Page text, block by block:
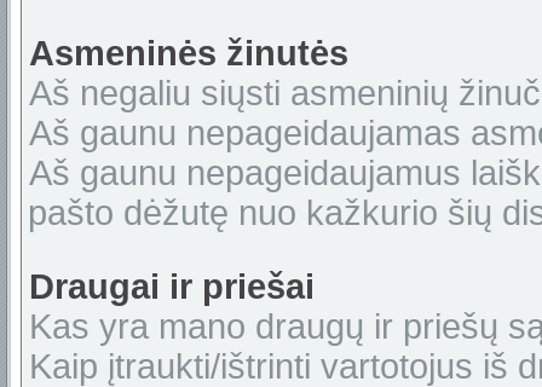
Asmeninės žinutės
Aš negaliu siųsti asmeninių
Aš gaunu nepageidaujamas
Aš gaunu nepageidaujamus
pašto dėžutę nuo kažkurio šių
Draugai ir priešai
Kas yra mano draugų ir priešų
Kaip įtraukti/ištrinti vartotojus iš